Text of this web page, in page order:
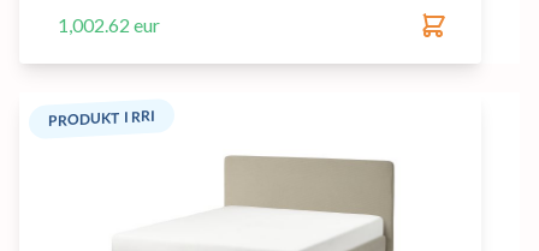
1,002.62 eur
PRODUKT I RRI